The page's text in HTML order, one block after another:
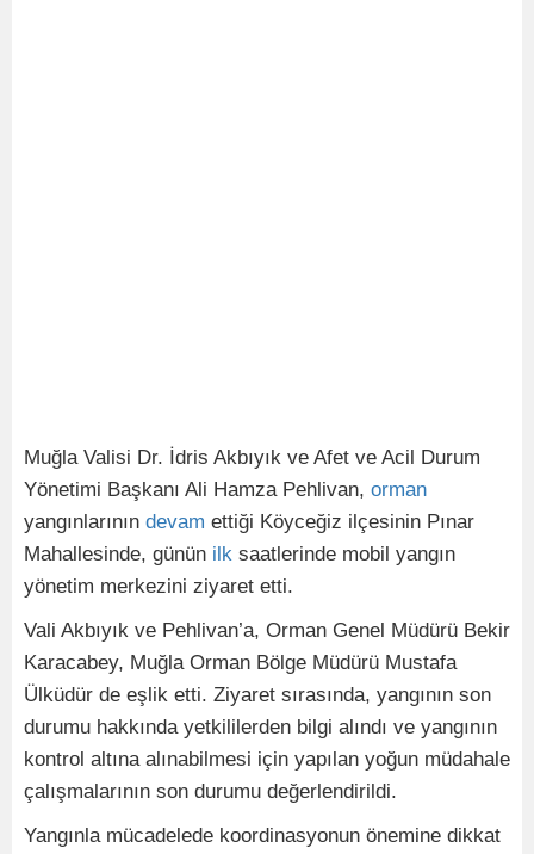
Muğla Valisi Dr. İdris Akbıyık ve Afet ve Acil Durum
Yönetimi Başkanı Ali Hamza Pehlivan, orman
yangınlarının devam ettiği Köyceğiz ilçesinin Pınar
Mahallesinde, günün ilk saatlerinde mobil yangın
yönetim merkezini ziyaret etti.
Vali Akbıyık ve Pehlivan’a, Orman Genel Müdürü Bekir
Karacabey, Muğla Orman Bölge Müdürü Mustafa
Ülküdür de eşlik etti. Ziyaret sırasında, yangının son
durumu hakkında yetkililerden bilgi alındı ve yangının
kontrol altına alınabilmesi için yapılan yoğun müdahale
çalışmalarının son durumu değerlendirildi.
Yangınla mücadelede koordinasyonun önemine dikkat